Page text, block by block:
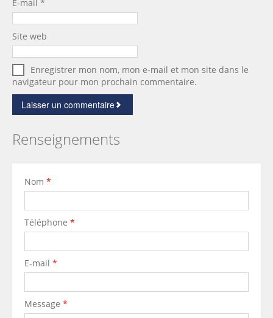
E-mail *
Site web
Enregistrer mon nom, mon e-mail et mon site dans le
navigateur pour mon prochain commentaire.
Renseignements
Nom *
Téléphone *
E-mail *
Message *